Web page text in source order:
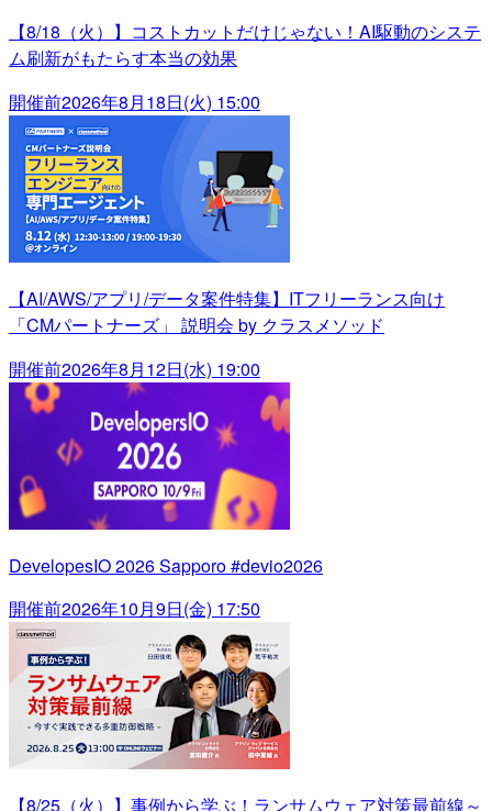
【8/18（火）】コストカットだけじゃない！AI駆動のシステ
ム刷新がもたらす本当の効果
開催前2026年8月18日(火) 15:00
【AI/AWS/アプリ/データ案件特集】ITフリーランス向け
「CMパートナーズ」 説明会 by クラスメソッド
開催前2026年8月12日(水) 19:00
DevelopesIO 2026 Sapporo #devio2026
開催前2026年10月9日(金) 17:50
【8/25（火）】事例から学ぶ！ランサムウェア対策最前線～